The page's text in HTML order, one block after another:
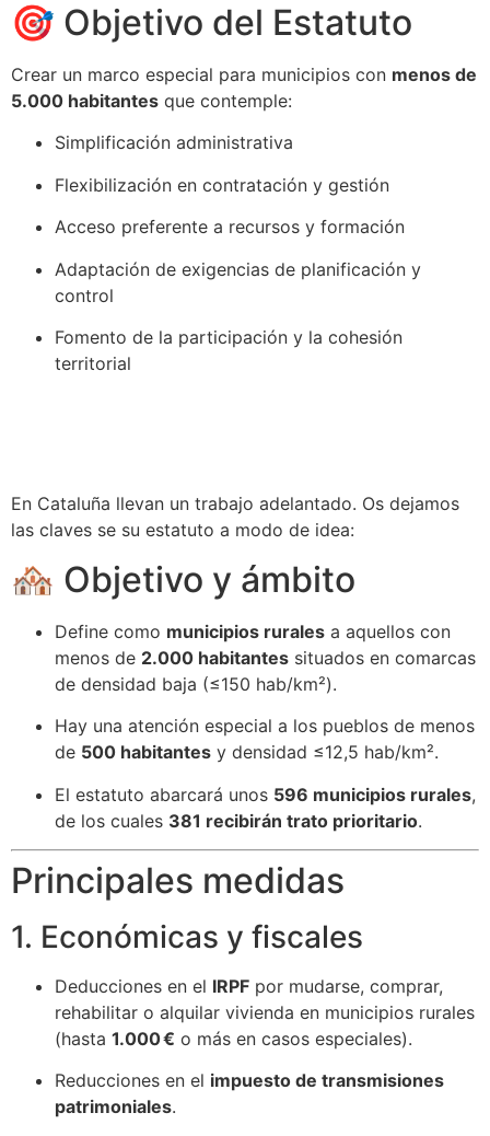
🎯 Objetivo del Estatuto
Crear un marco especial para municipios con menos de
5.000 habitantes que contemple:
Simplificación administrativa
Flexibilización en contratación y gestión
Acceso preferente a recursos y formación
Adaptación de exigencias de planificación y
control
Fomento de la participación y la cohesión
territorial
En Cataluña llevan un trabajo adelantado. Os dejamos
las claves se su estatuto a modo de idea:
🏘️ Objetivo y ámbito
Define como municipios rurales a aquellos con
menos de 2.000 habitantes situados en comarcas
de densidad baja (≤150 hab/km²).
Hay una atención especial a los pueblos de menos
de 500 habitantes y densidad ≤12,5 hab/km².
El estatuto abarcará unos 596 municipios rurales,
de los cuales 381 recibirán trato prioritario.
Principales medidas
1. Económicas y fiscales
Deducciones en el IRPF por mudarse, comprar,
rehabilitar o alquilar vivienda en municipios rurales
(hasta 1.000 € o más en casos especiales).
Reducciones en el impuesto de transmisiones
patrimoniales.